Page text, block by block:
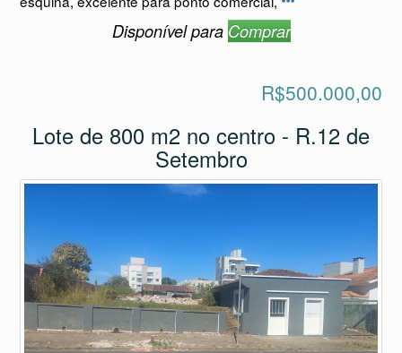
Disponível para Comprar
R$500.000,00
Lote de 800 m2 no centro - R.12 de
Setembro